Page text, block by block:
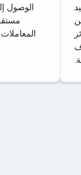
الوصول